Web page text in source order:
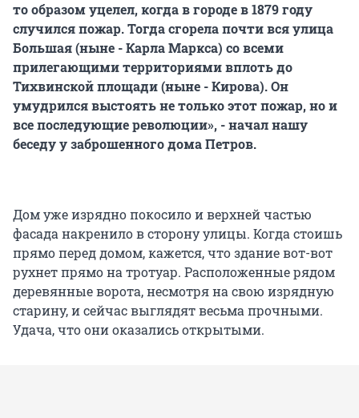
то образом уцелел, когда в городе в 1879 году
случился пожар. Тогда сгорела почти вся улица
Большая (ныне - Карла Маркса) со всеми
прилегающими территориями вплоть до
Тихвинской площади (ныне - Кирова). Он
умудрился выстоять не только этот пожар, но и
все последующие революции», - начал нашу
беседу у заброшенного дома Петров.
Дом уже изрядно покосило и верхней частью
фасада накренило в сторону улицы. Когда стоишь
прямо перед домом, кажется, что здание вот-вот
рухнет прямо на тротуар. Расположенные рядом
деревянные ворота, несмотря на свою изрядную
старину, и сейчас выглядят весьма прочными.
Удача, что они оказались открытыми.